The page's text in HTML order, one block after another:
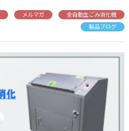
メルマガ
全自動生ごみ消化機
製品ブログ